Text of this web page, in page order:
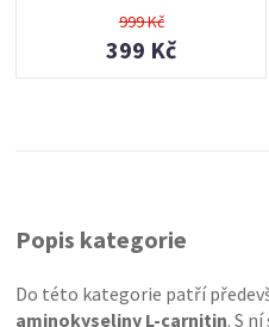
999 Kč
399 Kč
Popis kategorie
Do této kategorie patří
aminokyseliny L-carnitin. S